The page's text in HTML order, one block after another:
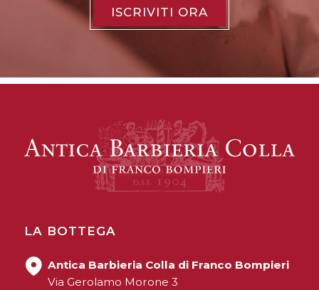
ISCRIVITI ORA
LA BOTTEGA
Antica Barbieria Colla di Franco Bompieri
Via Gerolamo Morone 3